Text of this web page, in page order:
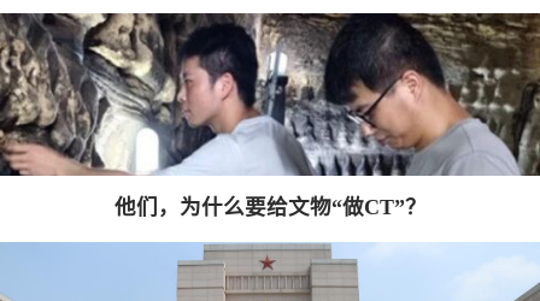
他们，为什么要给文物“做CT”？